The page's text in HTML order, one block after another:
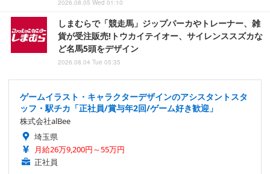
2026.08.05 Wed 01:10
しまむらで「競走馬」ジップパーカやトレーナー、雑
貨が受注販売!トウカイテイオー、サイレンススズカな
ど名馬5頭をデザイン
2026.08.04 Tue 05:35
ゲームイラスト・キャラクターデザインのアシスタントスタ
ッフ・駅チカ「正社員/賞与年2回/ゲーム好き歓迎」
株式会社alBee
埼玉県
月給26万9,200円～55万円
正社員